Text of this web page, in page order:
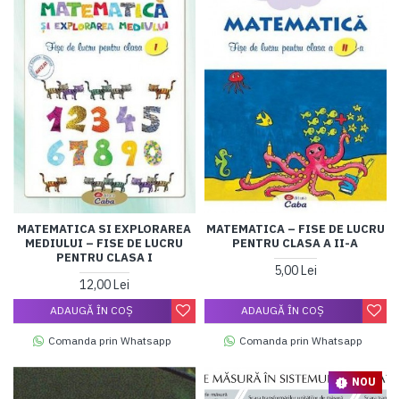
MATEMATICA SI EXPLORAREA
MEDIULUI – FISE DE LUCRU
PENTRU CLASA I
12,00 Lei
ADAUGĂ ÎN COŞ
Comanda prin Whatsapp
MATEMATICA – FISE DE LUCRU
PENTRU CLASA A II-A
5,00 Lei
ADAUGĂ ÎN COŞ
Comanda prin Whatsapp
NOU